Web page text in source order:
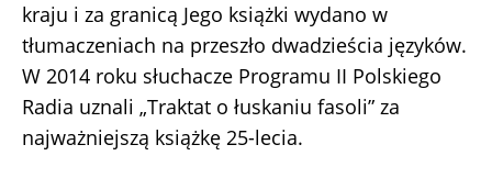
kraju i za granicą Jego książki wydano w
tłumaczeniach na przeszło dwadzieścia języków.
W 2014 roku słuchacze Programu II Polskiego
Radia uznali „Traktat o łuskaniu fasoli” za
najważniejszą książkę 25-lecia.